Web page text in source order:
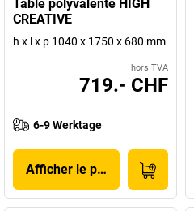
Table polyvalente HIGH
CREATIVE
h x l x p 1040 x 1750 x 680 mm
hors TVA
719.- CHF
6-9 Werktage
Afficher le produit